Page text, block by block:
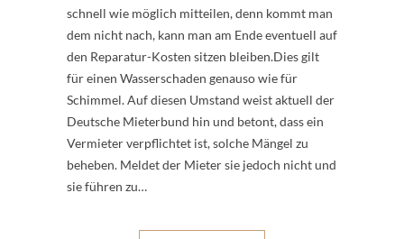
schnell wie möglich mitteilen, denn kommt man
dem nicht nach, kann man am Ende eventuell auf
den Reparatur-Kosten sitzen bleiben.Dies gilt
für einen Wasserschaden genauso wie für
Schimmel. Auf diesen Umstand weist aktuell der
Deutsche Mieterbund hin und betont, dass ein
Vermieter verpflichtet ist, solche Mängel zu
beheben. Meldet der Mieter sie jedoch nicht und
sie führen zu…